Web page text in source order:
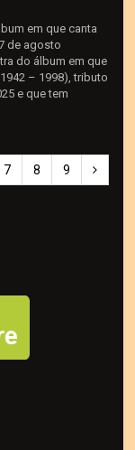
em que canta
de agosto
do álbum em que
– 1998), tributo
e que tem
7 8 9